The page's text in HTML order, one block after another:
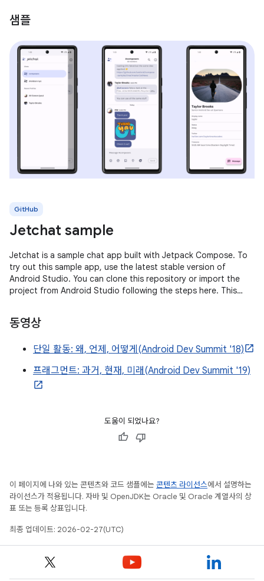
샘플
GitHub
Jetchat sample
Jetchat is a sample chat app built with Jetpack Compose. To
try out this sample app, use the latest stable version of
Android Studio. You can clone this repository or import the
project from Android Studio following the steps here. This
동영상
단일 활동: 왜, 언제, 어떻게(Android Dev Summit '18)
프래그먼트: 과거, 현재, 미래(Android Dev Summit '19)
도움이 되었나요?
이 페이지에 나와 있는 콘텐츠와 코드 샘플에는 콘텐츠 라이선스에서 설명하는
라이선스가 적용됩니다. 자바 및 OpenJDK는 Oracle 및 Oracle 계열사의 상
표 또는 등록 상표입니다.
최종 업데이트: 2026-02-27(UTC)